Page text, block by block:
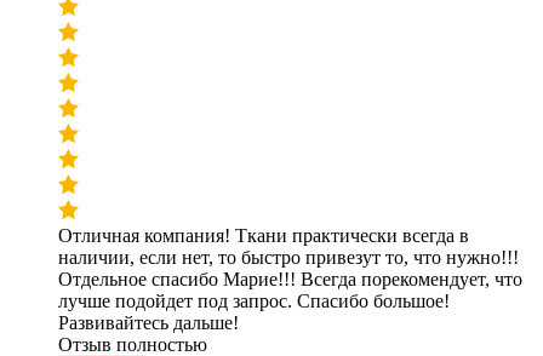
Отличная компания! Ткани практически всегда в
наличии, если нет, то быстро привезут то, что нужно!!!
Отдельное спасибо Марие!!! Всегда порекомендует, что
лучше подойдет под запрос. Спасибо большое!
Развивайтесь дальше!
Отзыв полностью